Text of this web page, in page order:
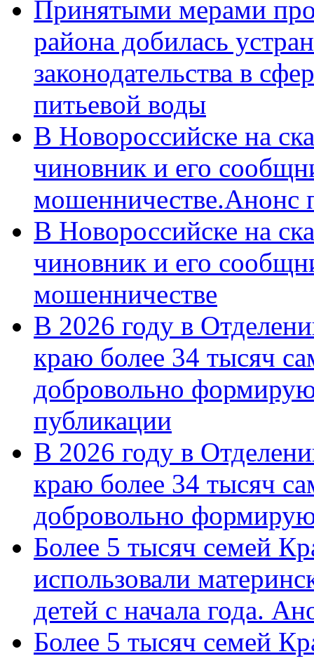
Принятыми мерами
района добилась
законодательства в
питьевой воды
В Новороссийске на
чиновник и его
мошенничестве.Анонс
В Новороссийске на
чиновник и его
мошенничестве
В 2026 году в
краю более 34 тысяч
добровольно
публикации
В 2026 году в
краю более 34 тысяч
добровольно
Более 5 тысяч семей
использовали
детей с начала года.
Более 5 тысяч семей